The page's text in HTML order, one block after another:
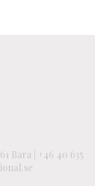
Bara | +46 40 635